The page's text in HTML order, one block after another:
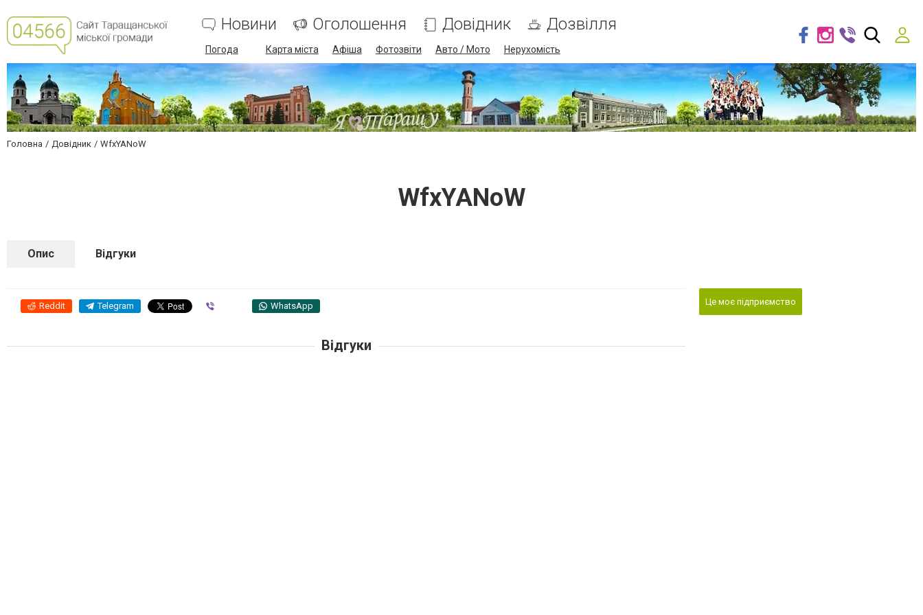
Новини Оголошення Довідник Дозвілля
Погода Карта міста Афіша Фотозвіти Авто / Мото Нерухомість
Головна Довідник WfxYANoW
WfxYANoW
Опис Відгуки
Reddit Telegram WhatsApp Це моє підприємство
Відгуки